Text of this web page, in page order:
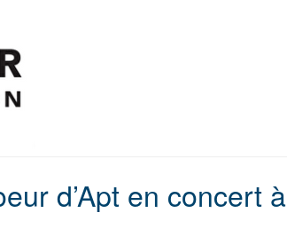
d’Apt en concert à